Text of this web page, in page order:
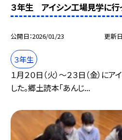
３年生 アイシン工場見学に行
公開日 2026/01/23 更新日
３年生
１月２０日（火）～２３日（金）に
した。郷土読本「あんじ...